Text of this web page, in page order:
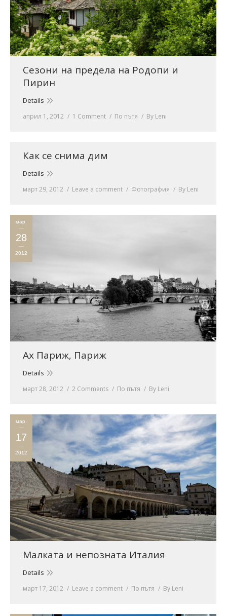
Сезони на предела на Родопи и
Пирин
Details
април 1, 2012 1 Comment По пътя By Leni
Как се снима дим
Details
март 29, 2012 Leave a comment Фотография By Leni
мар.
28
2012
Ах Париж, Париж
Details
март 28, 2012 2 Comments По пътя By Leni
мар.
17
2012
Малката и непозната Италия
Details
март 17, 2012 Leave a comment По пътя By Leni